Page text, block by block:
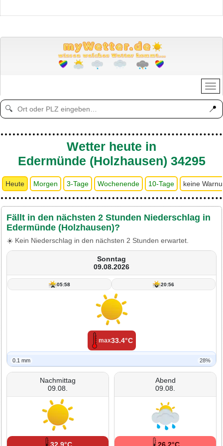
🔍 📍
Wetter heute in
Edermünde (Holzhausen) 34295
Heute Morgen 3-Tage Wochenende 10-Tage keine
Fällt in den nächsten 2 Stunden Niederschlag in
Edermünde (Holzhausen)?
☀️ Kein Niederschlag in den nächsten 2 Stunden erwartet.
Sonntag
09.08.2026
05:58 20:56
max33.4°C
0.1 mm 28%
Nachmittag
09.08.
Abend
09.08.